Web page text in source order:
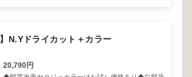
】N.Yドライカット＋カラー
20,790円